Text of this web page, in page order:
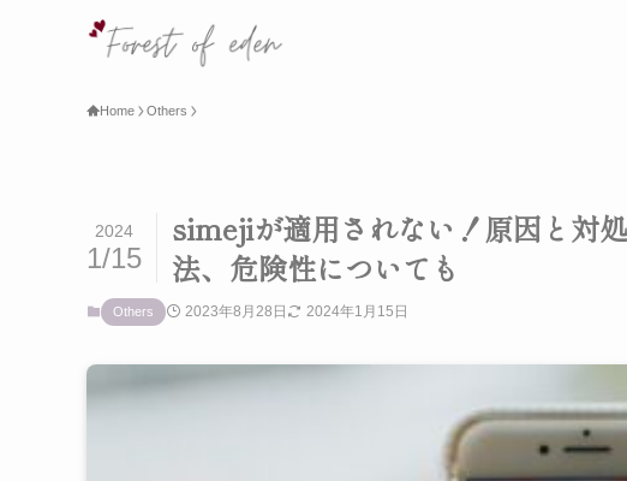
Home Others
simejiが適用されない！原因と対
法、危険性についても
2024
1/15
Others 2023年8月28日 2024年1月15日